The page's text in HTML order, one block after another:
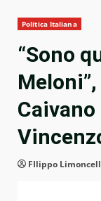
Politica Italiana
“Sono
FIlippo